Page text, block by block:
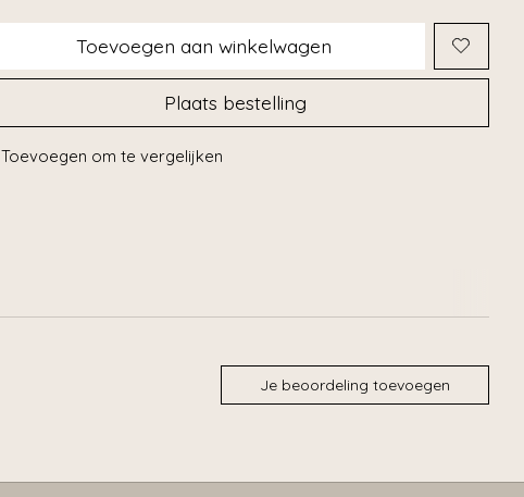
Toevoegen aan winkelwagen
Plaats bestelling
Toevoegen om te vergelijken
Je beoordeling toevoegen